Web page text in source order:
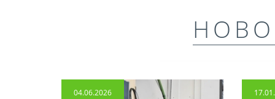
04.06.2026